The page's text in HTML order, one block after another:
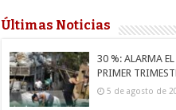
Últimas Noticias
30 %: ALARMA
PRIMER
5 de agosto de